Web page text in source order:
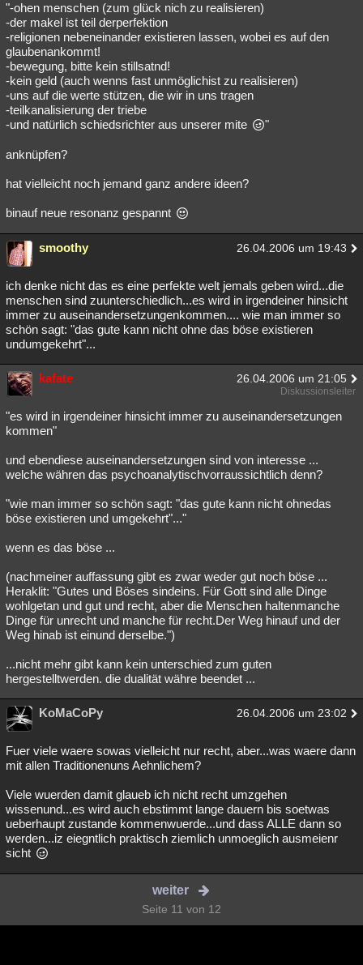
"-ohen menschen (zum glück nich zu realisieren)
-der makel ist teil derperfektion
-religionen nebeneinander existieren lassen, wobei es auf den
glaubenankommt!
-bewegung, bitte kein stillsatnd!
-kein geld (auch wenns fast unmöglichist zu realisieren)
-uns auf die werte stützen, die wir in uns tragen
-teilkanalisierung der triebe
-und natürlich schiedsrichter aus unserer mite
"
anknüpfen?
hat vielleicht noch jemand ganz andere ideen?
binauf neue resonanz gespannt
smoothy 26.04.2006 um 19:43
ich denke nicht das es eine perfekte welt jemals geben wird...die
menschen sind zuunterschiedlich...es wird in irgendeiner hinsicht
immer zu auseinandersetzungenkommen.... wie man immer so
schön sagt: "das gute kann nicht ohne das böse existieren
undumgekehrt"...
kafate 26.04.2006 um 21:05
Diskussionsleiter
"es wird in irgendeiner hinsicht immer zu auseinandersetzungen
kommen"
und ebendiese auseinandersetzungen sind von interesse ...
welche währen das psychoanalytischvorraussichtlich denn?
"wie man immer so schön sagt: "das gute kann nicht ohnedas
böse existieren und umgekehrt"..."
wenn es das böse ...
(nachmeiner auffassung gibt es zwar weder gut noch böse ...
Heraklit: "Gutes und Böses sindeins. Für Gott sind alle Dinge
wohlgetan und gut und recht, aber die Menschen haltenmanche
Dinge für unrecht und manche für recht.Der Weg hinauf und der
Weg hinab ist einund derselbe.")
...nicht mehr gibt kann kein unterschied zum guten
hergestelltwerden. die dualität währe beendet ...
KoMaCoPy 26.04.2006 um 23:02
Fuer viele waere sowas vielleicht nur recht, aber...was waere dann
mit allen Traditionenuns Aehnlichem?
Viele wuerden damit glaueb ich nicht recht umzgehen
wissenund...es wird auch ebstimmt lange dauern bis soetwas
ueberhaupt zustande kommenwuerde...und dass ALLE dann so
werden...iz eiegntlich praktisch ziemlich unmoeglich ausmeienr
sicht
weiter
Seite 11 von 12